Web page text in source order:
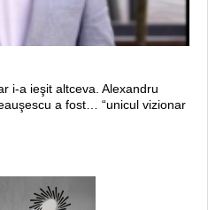
i-a ieşit altceva. Alexandru
a fost… “unicul vizionar